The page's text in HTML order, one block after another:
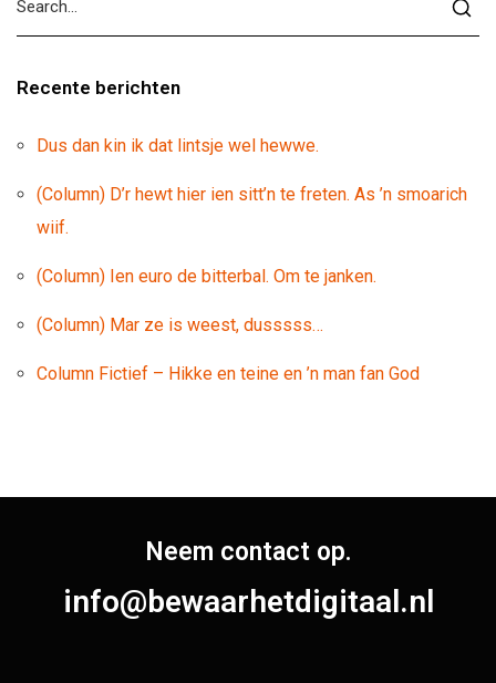
Recente berichten
Dus dan kin ik dat lintsje wel hewwe.
(Column) D’r hewt hier ien sitt’n te freten. As ’n smoarich
wiif.
(Column) Ien euro de bitterbal. Om te janken.
(Column) Mar ze is weest, dusssss…
Column Fictief – Hikke en teine en ’n man fan God
Neem contact op.
info@bewaarhetdigitaal.nl